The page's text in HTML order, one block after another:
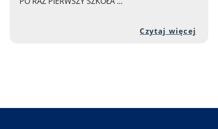
Czytaj więcej